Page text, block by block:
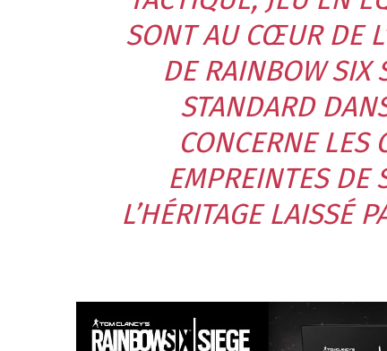
SONT AU CŒUR DE
DE RAINBOW SIX
STANDARD
CONCERNE LES
EMPREINTES DE
L’HÉRITAGE LAISSÉ